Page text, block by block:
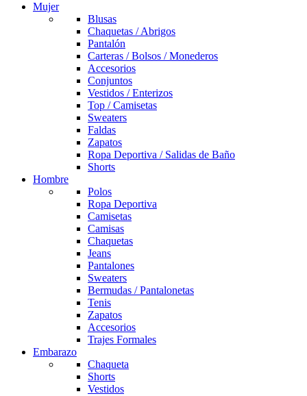
Mujer
Blusas
Chaquetas / Abrigos
Pantalón
Carteras / Bolsos / Monederos
Accesorios
Conjuntos
Vestidos / Enterizos
Top / Camisetas
Sweaters
Faldas
Zapatos
Ropa Deportiva / Salidas de Baño
Shorts
Hombre
Polos
Ropa Deportiva
Camisetas
Camisas
Chaquetas
Jeans
Pantalones
Sweaters
Bermudas / Pantalonetas
Tenis
Zapatos
Accesorios
Trajes Formales
Embarazo
Chaqueta
Shorts
Vestidos